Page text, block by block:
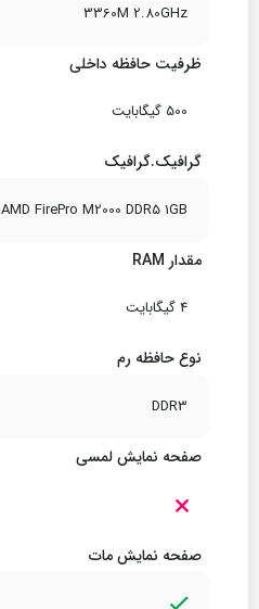
3360M 2.80GHz
ظرفیت حافظه داخلی
500 گیگابایت
گرافیک.گرافیک
AMD FirePro M2000 DDR5 1GB
مقدار RAM
4 گیگابایت
نوع حافظه رم
DDR3
صفحه نمایش لمسی
صفحه نمایش مات